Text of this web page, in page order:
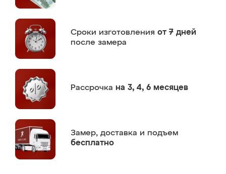
Сроки изготовления от 7 дней
после замера
Рассрочка на 3, 4, 6 месяцев
Замер, доставка и подъем
бесплатно